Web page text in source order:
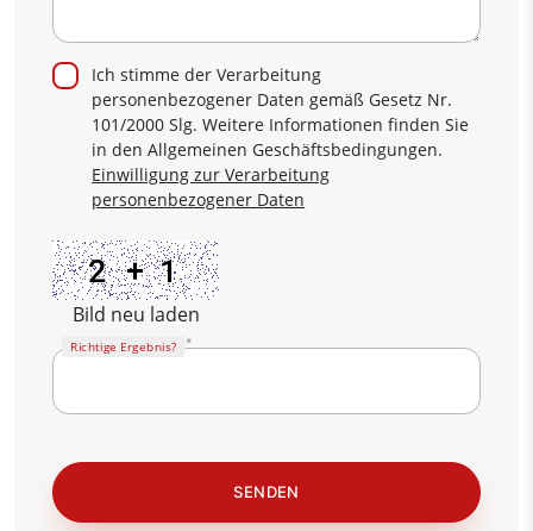
Ich stimme der Verarbeitung
personenbezogener Daten gemäß Gesetz Nr.
101/2000 Slg. Weitere Informationen finden Sie
in den Allgemeinen Geschäftsbedingungen.
Einwilligung zur Verarbeitung
personenbezogener Daten
Bild neu laden
Richtige Ergebnis?